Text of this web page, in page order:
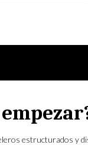
estructurados y